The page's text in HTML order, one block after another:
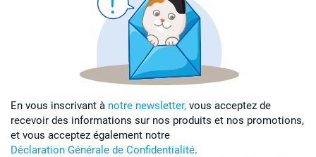
En vous inscrivant à notre newsletter, vous acceptez de
recevoir des informations sur nos produits et nos promotions,
et vous acceptez également notre
Déclaration Générale de Confidentialité.